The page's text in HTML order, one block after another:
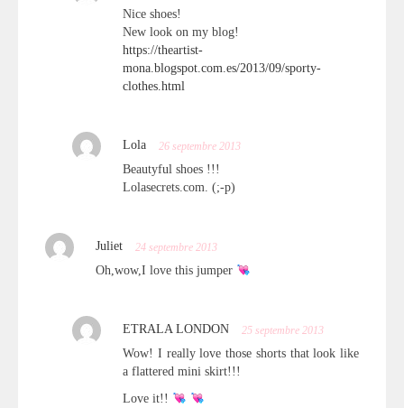
Nice shoes!
New look on my blog!
https://theartist-
mona.blogspot.com.es/2013/09/sporty-
clothes.html
Lola 26 septembre 2013
Beautyful shoes !!!
Lolasecrets.com. (;-p)
Juliet 24 septembre 2013
Oh,wow,I love this jumper
ETRALA LONDON 25 septembre 2013
Wow! I really love those shorts that look like
a flattered mini skirt!!!
Love it!!